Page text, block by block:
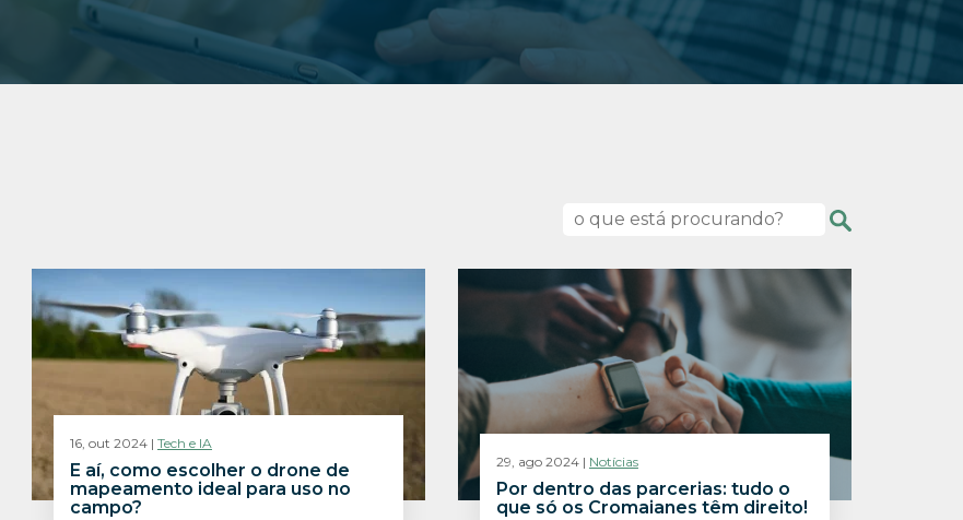
16, out 2024 | Tech e IA
E aí, como escolher o drone de
mapeamento ideal para uso no
campo?
29, ago 2024 | Notícias
Por dentro das parcerias: tudo o
que só os Cromaianes têm direito!